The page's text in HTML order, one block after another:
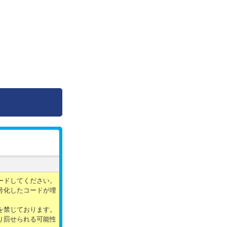
してください。
化したコードが埋
じております。
罰せられる可能性